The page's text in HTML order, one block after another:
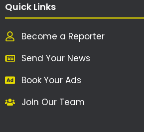
Quick Links
Become a Reporter
Send Your News
Book Your Ads
Join Our Team